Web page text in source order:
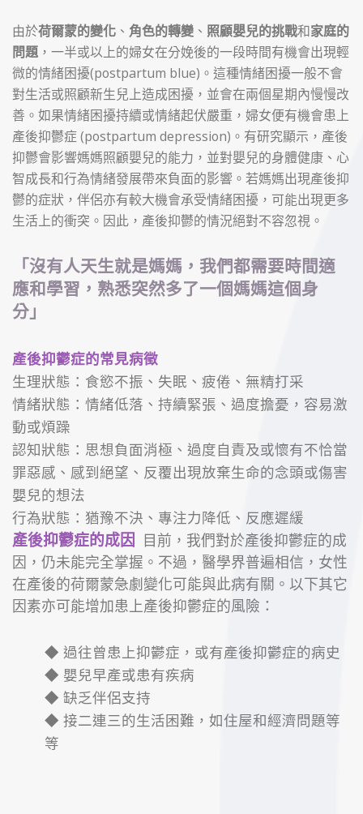
由於荷爾蒙的變化 、 角色的轉變 、 照顧嬰兒的挑戰和家庭的
問題 ，一半或以上的婦女在分娩後的一段時間有機會出現輕
微的情緒困擾(postpartum blue)。這種情緒困擾一般不會
對生活或照顧新生兒上造成困擾，並會在兩個星期內慢慢改
善。如果情緒困擾持續或情緒起伏嚴重，婦女便有機會患上
產後抑鬱症 (postpartum depression)。有研究顯示，產後
抑鬱會影響媽媽照顧嬰兒的能力，並對嬰兒的身體健康、心
智成長和行為情緒發展帶來負面的影響。若媽媽出現產後抑
鬱的症狀，伴侶亦有較大機會承受情緒困擾，可能出現更多
生活上的衝突。因此，產後抑鬱的情況絕對不容忽視。
「沒有人天生就是媽媽，我們都需要時間適
應和學習，熟悉突然多了一個媽媽這個身
分」
產後抑鬱症的常見病徵
生理狀態：食慾不振、失眠、疲倦、無精打采
情緒狀態：情緒低落、持續緊張、過度擔憂，容易激
動或煩躁
認知狀態：思想負面消極、過度自責及或懷有不恰當
罪惡感、感到絕望、反覆出現放棄生命的念頭或傷害
嬰兒的想法
行為狀態：猶豫不決、專注力降低、反應遲緩
產後抑鬱症的成因
目前，我們對於產後抑鬱症的成
因，仍未能完全掌握。不過，醫學界普遍相信，女性
在產後的荷爾蒙急劇變化可能與此病有關。 以下其它
因素亦可能增加患上產後抑鬱症的風險：
◆ 過往曾患上抑鬱症，或有產後抑鬱症的病史
◆ 嬰兒早產或患有疾病
◆ 缺乏伴侶支持
◆ 接二連三的生活困難，如住屋和經濟問題等
等